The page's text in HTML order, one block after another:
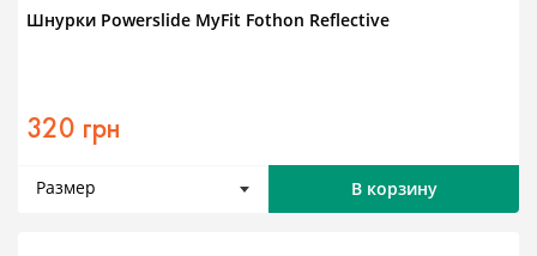
Шнурки Powerslide MyFit Fothon Reflective
320 грн
Размер В корзину